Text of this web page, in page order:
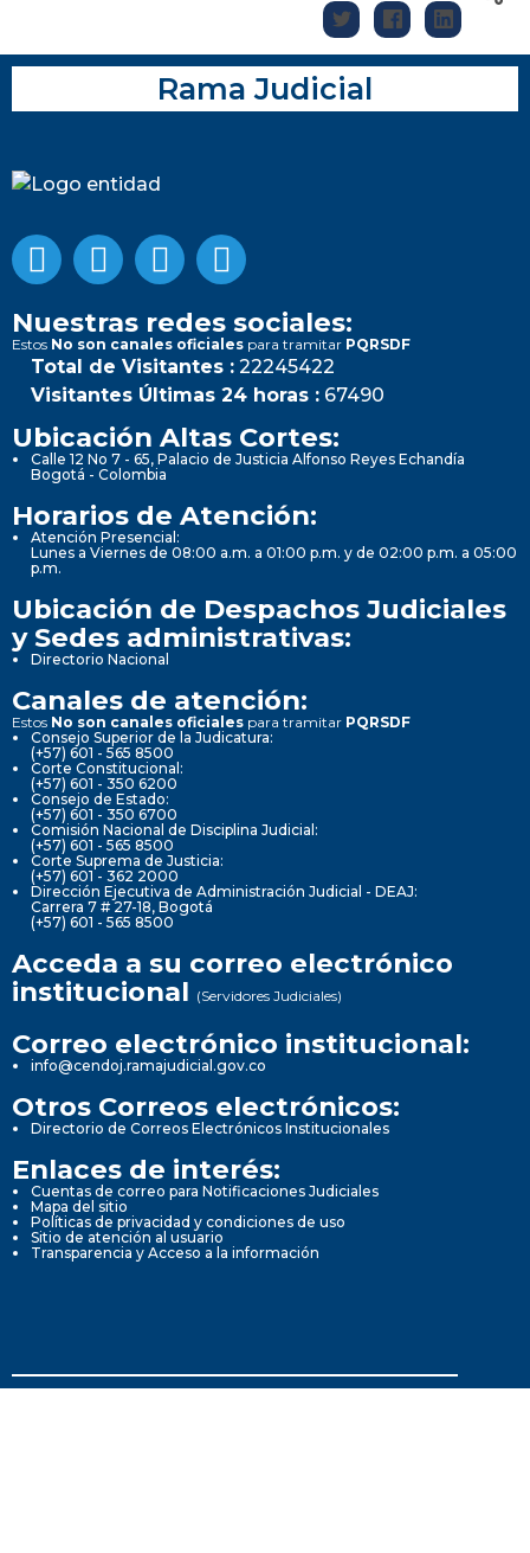
Rama Judicial
Nuestras redes sociales:
Estos No son canales oficiales para tramitar PQRSDF
Total de Visitantes : 22245422
Visitantes Últimas 24 horas : 67490
Ubicación Altas Cortes:
Calle 12 No 7 - 65, Palacio de Justicia Alfonso Reyes Echandía
Bogotá - Colombia
Horarios de Atención:
Atención Presencial:
Lunes a Viernes de 08:00 a.m. a 01:00 p.m. y de 02:00 p.m. a 05:00
p.m.
Ubicación de Despachos Judiciales
y Sedes administrativas:
Directorio Nacional
Canales de atención:
Estos No son canales oficiales para tramitar PQRSDF
Consejo Superior de la Judicatura:
(+57) 601 - 565 8500
Corte Constitucional:
(+57) 601 - 350 6200
Consejo de Estado:
(+57) 601 - 350 6700
Comisión Nacional de Disciplina Judicial:
(+57) 601 - 565 8500
Corte Suprema de Justicia:
(+57) 601 - 362 2000
Dirección Ejecutiva de Administración Judicial - DEAJ:
Carrera 7 # 27-18, Bogotá
(+57) 601 - 565 8500
Acceda a su correo electrónico
institucional (Servidores Judiciales)
Correo electrónico institucional:
info@cendoj.ramajudicial.gov.co
Otros Correos electrónicos:
Directorio de Correos Electrónicos Institucionales
Enlaces de interés:
Cuentas de correo para Notificaciones Judiciales
Mapa del sitio
Políticas de privacidad y condiciones de uso
Sitio de atención al usuario
Transparencia y Acceso a la información